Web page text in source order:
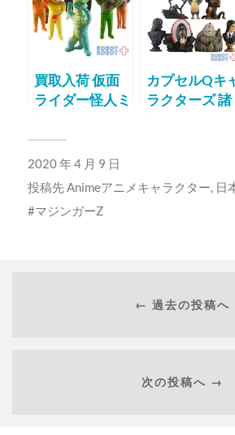
買取入荷 仮面
ライダー怪人ミ
カプセルQキ
ラクターズ 諸
2020 年 4 月 9 日
投稿先Animeアニメキャラクター, 日
マジンガーZ
← 過去の投稿へ
次の投稿へ →